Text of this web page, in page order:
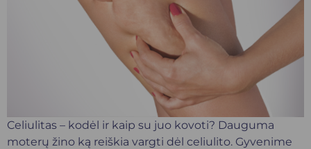
Celiulitas – kodėl ir kaip su juo kovoti? Dauguma
moterų žino ką reiškia vargti dėl celiulito. Gyvenime